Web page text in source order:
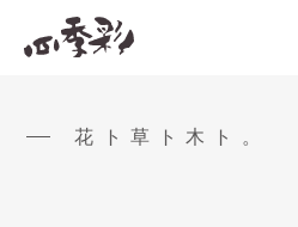
花ト草ト木ト。